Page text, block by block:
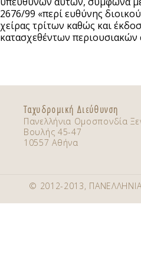
2676/99 «περί ευθύνης
χείρας τρίτων καθώς και
κατασχεθέντων
Ταχυδρομική Διεύθυνση
Πανελλήνια Ομοσπονδία
Βουλής 45-47
10557 Αθήνα
© 2012-2013,